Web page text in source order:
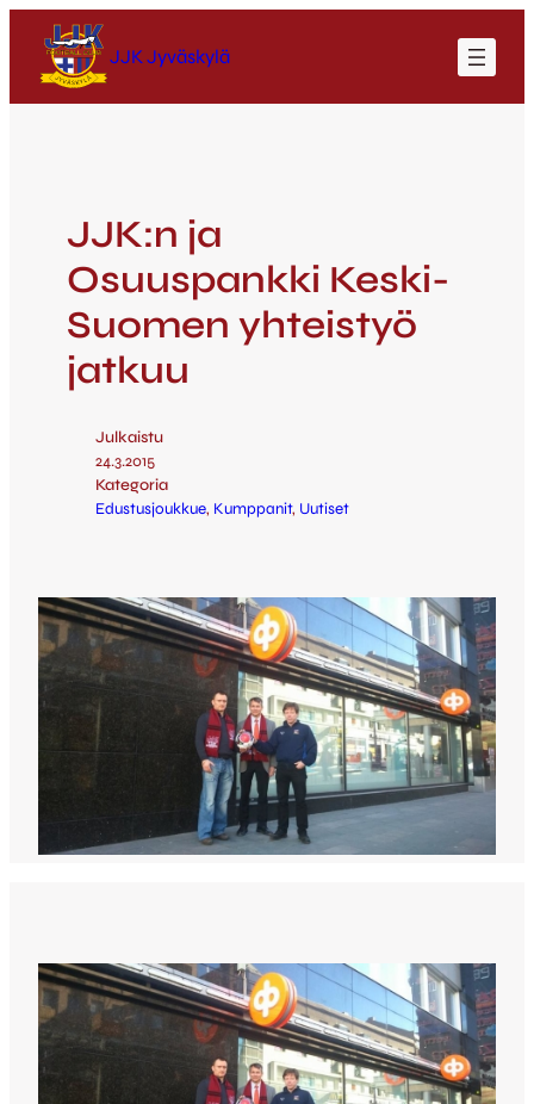
JJK Jyväskylä
JJK:n ja
Osuuspankki Keski-
Suomen yhteistyö
jatkuu
Julkaistu
24.3.2015
Kategoria
Edustusjoukkue, Kumppanit, Uutiset